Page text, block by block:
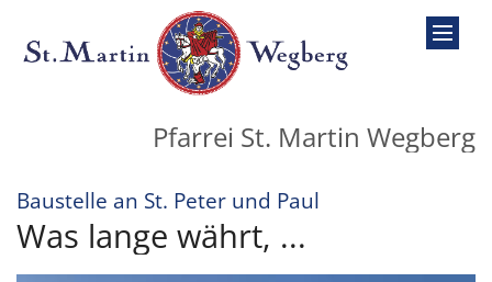
Zum Inhalt springen
Pfarrei St. Martin Wegberg
Baustelle an St. Peter und Paul
Was lange währt, ...